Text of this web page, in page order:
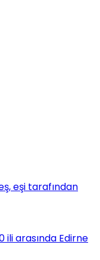
eşi tarafından
ili arasında Edirne